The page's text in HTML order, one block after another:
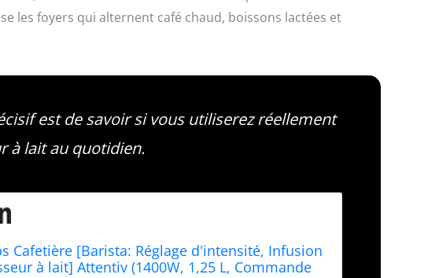
les foyers qui alternent café chaud, boissons lactées et
est de savoir si vous utiliserez réellement
à lait au quotidien.
Cafetière [Barista: Réglage d'intensité, Infusion
à lait] Attentiv (1400W, 1,25 L, Commande